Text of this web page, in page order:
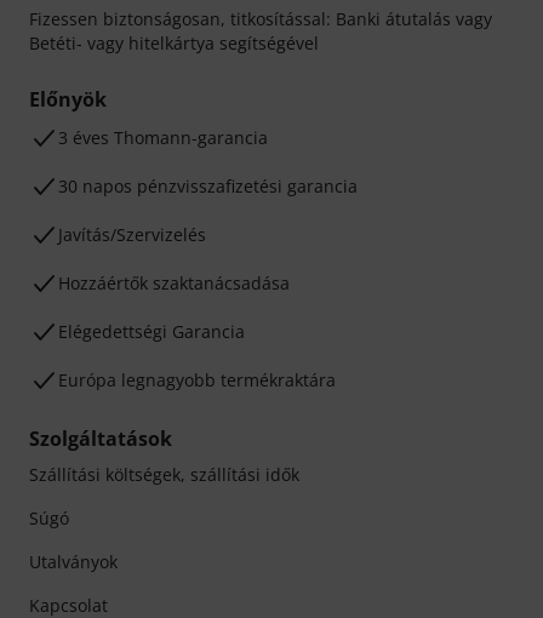
Fizessen biztonságosan, titkosítással: Banki átutalás vagy
Betéti- vagy hitelkártya segítségével
Előnyök
3 éves Thomann-garancia
30 napos pénzvisszafizetési garancia
Javítás/Szervizelés
Hozzáértők szaktanácsadása
Elégedettségi Garancia
Európa legnagyobb termékraktára
Szolgáltatások
Szállítási költségek, szállítási idők
Súgó
Utalványok
Kapcsolat